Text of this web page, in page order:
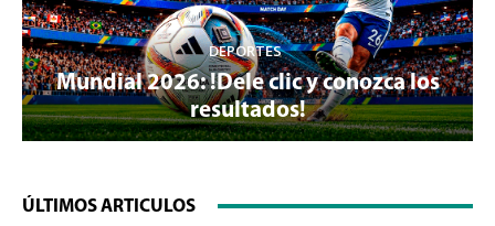
DEPORTES
Mundial 2026: !Dele clic y conozca los
resultados!
ÚLTIMOS ARTICULOS